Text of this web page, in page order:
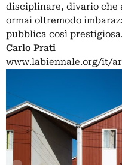
disciplinare, divario che
ormai oltremodo
pubblica così
Carlo Prati
www.labiennale.org/it/